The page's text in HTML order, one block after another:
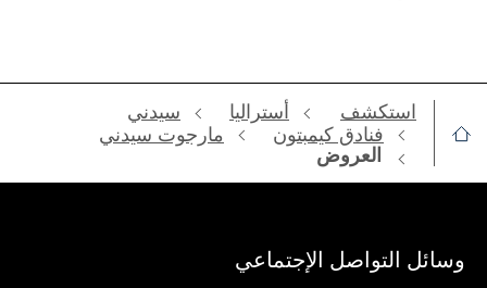
استكشف أستراليا
سيدني
فنادق كيمبتون
مارجوت سيدني
العروض
وسائل التواصل الإجتماعي